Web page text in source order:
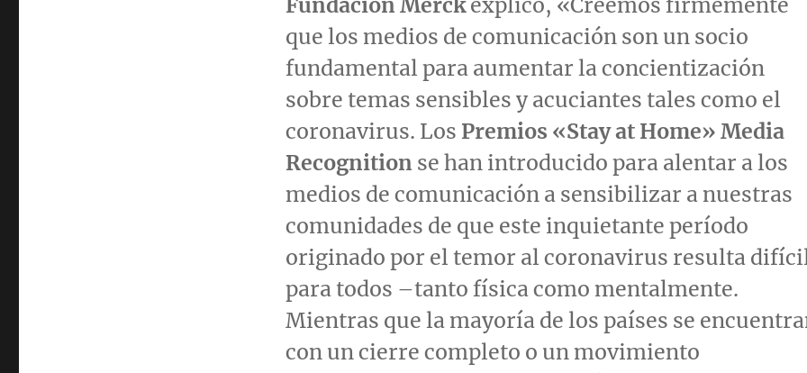
que los medios de comunicación son un socio
fundamental para aumentar la concientización
sobre temas sensibles y acuciantes tales como el
coronavirus. Los Premios «Stay at Home» Media
Recognition se han introducido para alentar a los
medios de comunicación a sensibilizar a nuestras
comunidades de que este inquietante período
originado por el temor al coronavirus resulta
para todos –tanto física como mentalmente.
Mientras que la mayoría de los países se
con un cierre completo o un movimiento